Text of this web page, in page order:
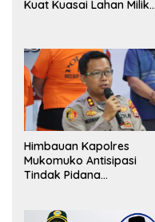
Kuat Kuasai Lahan Milik
Himbauan Kapolres
Mukomuko Antisipasi
Tindak Pidana